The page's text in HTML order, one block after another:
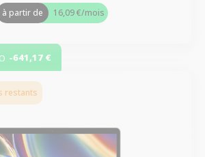
à partir de 16,09 €/mois
-641,17 €
restants